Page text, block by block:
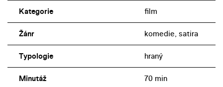
Kategorie film
Žánr komedie, satira
Typologie hraný
Minutáž 70 min